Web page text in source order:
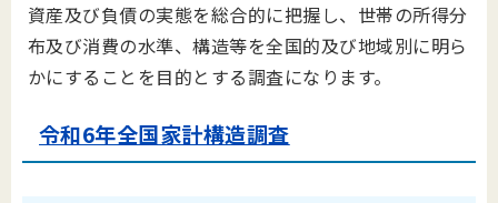
資産及び負債の実態を総合的に把握し、世帯の所得分
布及び消費の水準、構造等を全国的及び地域別に明ら
かにすることを目的とする調査になります。
令和6年全国家計構造調査